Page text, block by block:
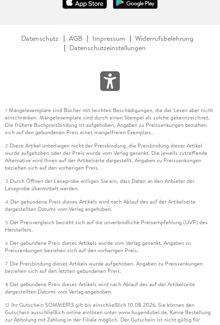
Datenschutz AGB Impressum
Widerrufsbelehrung
Datenschutzeinstellungen
1 Mängelexemplare sind Bücher mit leichten Beschädigungen, die das Lesen aber nicht
einschränken. Mängelexemplare sind durch einen Stempel als solche gekennzeichnet.
Die frühere Buchpreisbindung ist aufgehoben. Angaben zu Preissenkungen beziehen
sich auf den gebundenen Preis eines mangelfreien Exemplars.
2 Diese Artikel unterliegen nicht der Preisbindung, die Preisbindung dieser Artikel
wurde aufgehoben oder der Preis wurde vom Verlag gesenkt. Die jeweils zutreffende
Alternative wird Ihnen auf der Artikelseite dargestellt. Angaben zu Preissenkungen
beziehen sich auf den vorherigen Preis.
3 Durch Öffnen der Leseprobe willigen Sie ein, dass Daten an den Anbieter der
Leseprobe übermittelt werden.
4 Der gebundene Preis dieses Artikels wird nach Ablauf des auf der Artikelseite
dargestellten Datums vom Verlag angehoben.
5 Der Preisvergleich bezieht sich auf die unverbindliche Preisempfehlung (UVP) des
Herstellers.
6 Der gebundene Preis dieses Artikels wurde vom Verlag gesenkt. Angaben zu
Preissenkungen beziehen sich auf den vorherigen Preis.
7 Die Preisbindung dieses Artikels wurde aufgehoben. Angaben zu Preissenkungen
beziehen sich auf den letzten gebundenen Preis.
8 Der gebundene Preis dieses Artikels wird nach Ablauf des auf der Artikelseite
dargestellten Datums vom Verlag angehoben.
12 Ihr Gutschein SOMMER13 gilt bis einschließlich 10.08.2026. Sie können den
Gutschein ausschließlich online einlösen unter www.hugendubel.de. Keine Bestellung
zur Abholung mit Zahlung in der Filiale möglich. Der Gutschein ist nicht gültig für